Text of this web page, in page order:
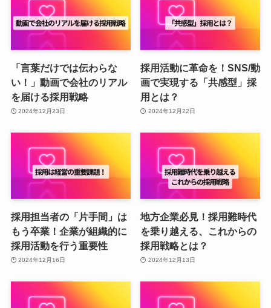
「言葉だけでは伝わらな
い！」動画で会社のリアル
を届ける採用戦略
2024年12月23日
採用活動に革命を！SNS/動
画で実現する「共感型」採
用とは？
2024年12月22日
採用担当者の「片手間」は
もう卒業！企業が組織的に
採用活動を行う重要性
2024年12月16日
地方企業必見！採用難時代
を乗り越える、これからの
採用戦略とは？
2024年12月13日